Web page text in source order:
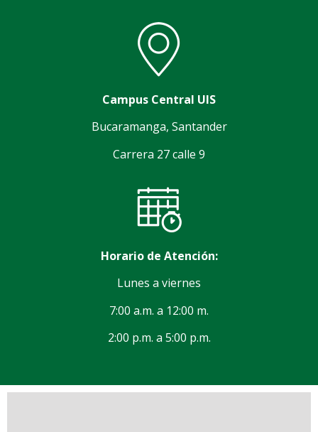
Campus Central UIS
Bucaramanga, Santander
Carrera 27 calle 9
Horario de Atención:
Lunes a viernes
7:00 a.m. a 12:00 m.
2:00 p.m. a 5:00 p.m.